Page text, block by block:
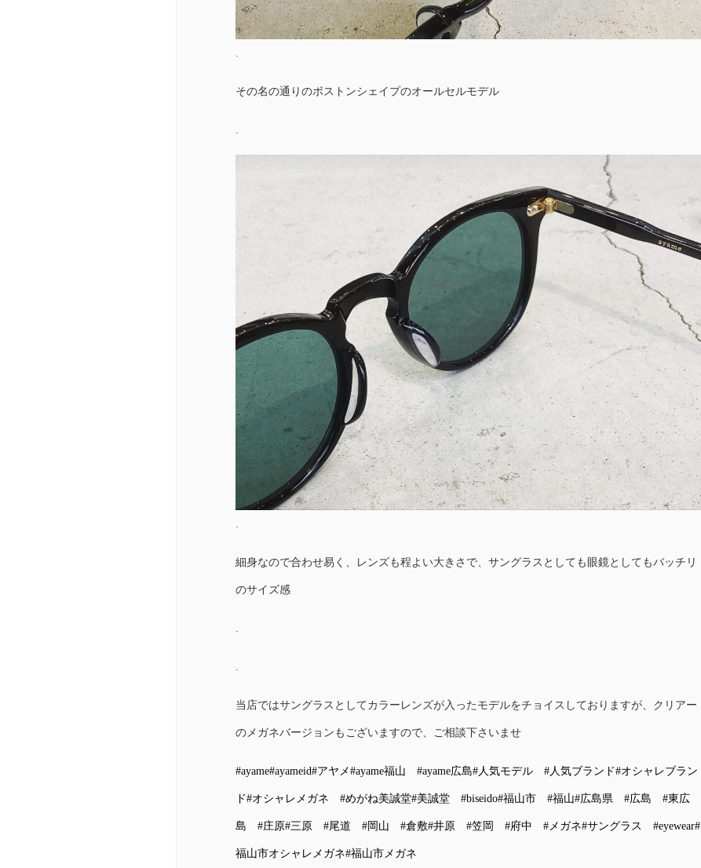
その名の通りのボストンシェイプのオールセルモデル
細身なので合わせ易く、レンズも程よい大きさで、サングラスとしても眼鏡としてもバッチリ
のサイズ感
当店ではサングラスとしてカラーレンズが入ったモデルをチョイスしておりますが、クリアー
のメガネバージョンもございますので、ご相談下さいませ
#ayame#ayameid#アヤメ#ayame福山 #ayame広島#人気モデル #人気ブランド#オシャレブラン
ド#オシャレメガネ #めがね美誠堂#美誠堂 #biseido#福山市 #福山#広島県 #広島 #東広
島 #庄原#三原 #尾道 #岡山 #倉敷#井原 #笠岡 #府中 #メガネ#サングラス #eyewear#
福山市オシャレメガネ#福山市メガネ